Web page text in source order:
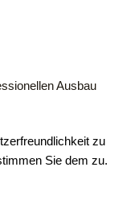
Ausbau
zu
Sie dem zu.